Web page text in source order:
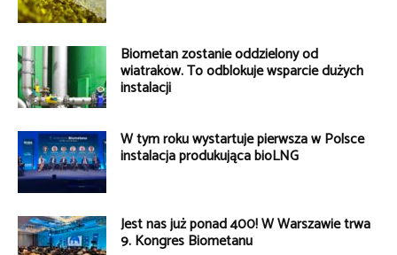
Biometan zostanie oddzielony od
wiatraków. To odblokuje wsparcie dużych
instalacji
W tym roku wystartuje pierwsza w Polsce
instalacja produkująca bioLNG
Jest nas już ponad 400! W Warszawie trwa
9. Kongres Biometanu